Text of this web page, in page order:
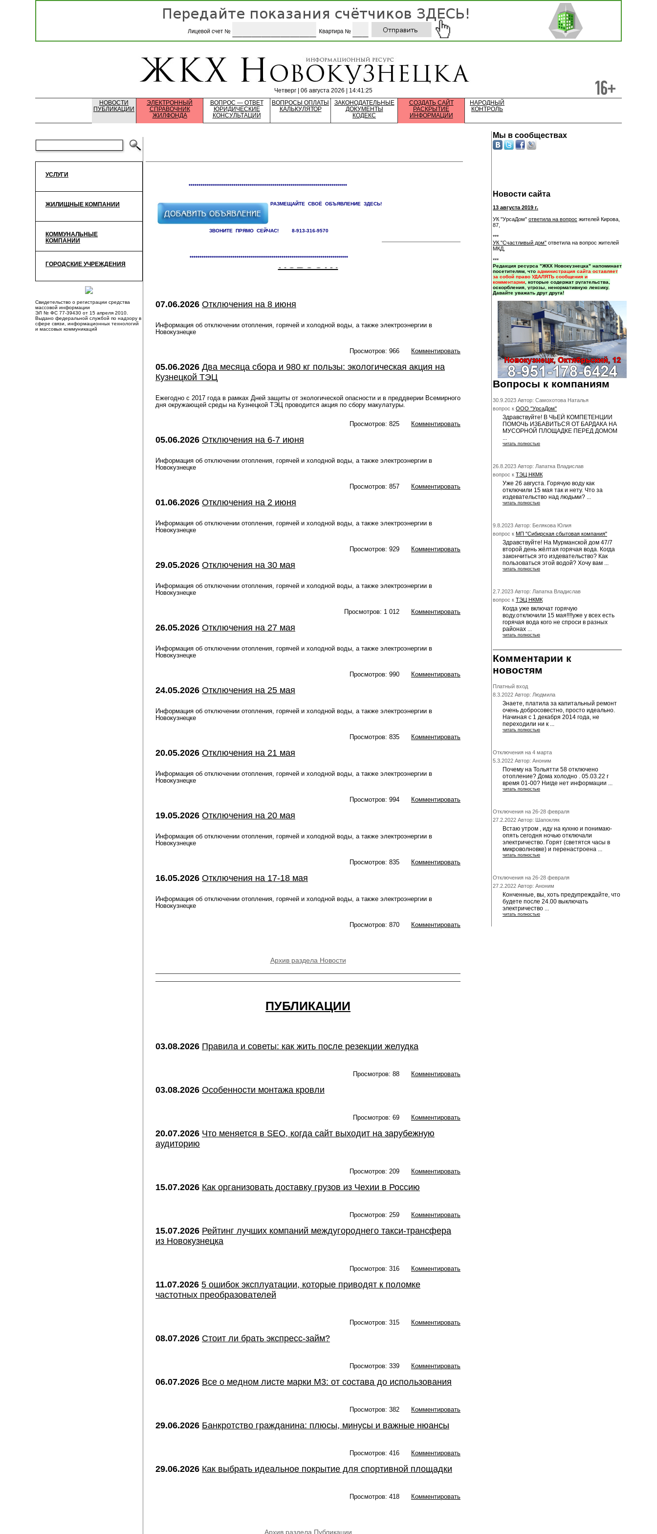
Четверг | 06 августа 2026 | 14:41:25
НОВОСТИ
ПУБЛИКАЦИИ
ЭЛЕКТРОННЫЙ
СПРАВОЧНИК
ЖИЛФОНДА
ВОПРОС — ОТВЕТ
ЮРИДИЧЕСКИЕ
КОНСУЛЬТАЦИИ
ВОПРОСЫ ОПЛАТЫ
КАЛЬКУЛЯТОР
ЗАКОНОДАТЕЛЬНЫЕ
ДОКУМЕНТЫ
КОДЕКС
СОЗДАТЬ САЙТ
РАСКРЫТИЕ
ИНФОРМАЦИИ
НАРОДНЫЙ
КОНТРОЛЬ
УСЛУГИ
ЖИЛИЩНЫЕ КОМПАНИИ
КОММУНАЛЬНЫЕ
КОМПАНИИ
ГОРОДСКИЕ УЧРЕЖДЕНИЯ
Свидетельство о регистрации средства
массовой информации
ЭЛ № ФС 77-39430 от 15 апреля 2010.
Выдано федеральной службой по надзору в
сфере связи, информационных технологий
и массовых коммуникаций
*********************************************************************************
РАЗМЕЩАЙТЕ СВОЁ ОБЪЯВЛЕНИЕ ЗДЕСЬ!
ЗВОНИТЕ ПРЯМО СЕЙЧАС! 8-913-316-9570
*********************************************************************************
07.06.2026 Отключения на 8 июня
Информация об отключении отопления, горячей и холодной воды, а также электроэнергии в
Новокузнецке
Просмотров: 966 Комментировать
05.06.2026 Два месяца сбора и 980 кг пользы: экологическая акция на
Кузнецкой ТЭЦ
Ежегодно с 2017 года в рамках Дней защиты от экологической опасности и в преддверии Всемирного
дня окружающей среды на Кузнецкой ТЭЦ проводится акция по сбору макулатуры.
Просмотров: 825 Комментировать
05.06.2026 Отключения на 6-7 июня
Информация об отключении отопления, горячей и холодной воды, а также электроэнергии в
Новокузнецке
Просмотров: 857 Комментировать
01.06.2026 Отключения на 2 июня
Информация об отключении отопления, горячей и холодной воды, а также электроэнергии в
Новокузнецке
Просмотров: 929 Комментировать
29.05.2026 Отключения на 30 мая
Информация об отключении отопления, горячей и холодной воды, а также электроэнергии в
Новокузнецке
Просмотров: 1 012 Комментировать
26.05.2026 Отключения на 27 мая
Информация об отключении отопления, горячей и холодной воды, а также электроэнергии в
Новокузнецке
Просмотров: 990 Комментировать
24.05.2026 Отключения на 25 мая
Информация об отключении отопления, горячей и холодной воды, а также электроэнергии в
Новокузнецке
Просмотров: 835 Комментировать
20.05.2026 Отключения на 21 мая
Информация об отключении отопления, горячей и холодной воды, а также электроэнергии в
Новокузнецке
Просмотров: 994 Комментировать
19.05.2026 Отключения на 20 мая
Информация об отключении отопления, горячей и холодной воды, а также электроэнергии в
Новокузнецке
Просмотров: 835 Комментировать
16.05.2026 Отключения на 17-18 мая
Информация об отключении отопления, горячей и холодной воды, а также электроэнергии в
Новокузнецке
Просмотров: 870 Комментировать
Архив раздела Новости
ПУБЛИКАЦИИ
03.08.2026 Правила и советы: как жить после резекции желудка
Просмотров: 88 Комментировать
03.08.2026 Особенности монтажа кровли
Просмотров: 69 Комментировать
20.07.2026 Что меняется в SEO, когда сайт выходит на зарубежную
аудиторию
Просмотров: 209 Комментировать
15.07.2026 Как организовать доставку грузов из Чехии в Россию
Просмотров: 259 Комментировать
15.07.2026 Рейтинг лучших компаний междугороднего такси-трансфера
из Новокузнецка
Просмотров: 316 Комментировать
11.07.2026 5 ошибок эксплуатации, которые приводят к поломке
частотных преобразователей
Просмотров: 315 Комментировать
08.07.2026 Стоит ли брать экспресс-займ?
Просмотров: 339 Комментировать
06.07.2026 Все о медном листе марки М3: от состава до использования
Просмотров: 382 Комментировать
29.06.2026 Банкротство гражданина: плюсы, минусы и важные нюансы
Просмотров: 416 Комментировать
29.06.2026 Как выбрать идеальное покрытие для спортивной площадки
Просмотров: 418 Комментировать
Архив раздела Публикации
Мы в сообществах
Новости сайта
13 августа 2019 г.
УК "УрсаДом" ответила на вопрос жителей Кирова,
87,
***
УК "Счастливый дом" ответила на вопрос жителей
МКД,
***
Редакция ресурса "ЖКХ Новокузнецка" напоминает
посетителям, что администрация сайта оставляет
за собой право УДАЛЯТЬ сообщения и
комментарии , которые содержат ругательства,
оскорбления, угрозы, ненормативную лексику.
Давайте уважать друг друга!
Вопросы к компаниям
30.9.2023 Автор: Самохотова Наталья
вопрос к ООО "УрсаДом"
Здравствуйте! В ЧЬЕЙ КОМПЕТЕНЦИИ
ПОМОЧЬ ИЗБАВИТЬСЯ ОТ БАРДАКА НА
МУСОРНОЙ ПЛОЩАДКЕ ПЕРЕД ДОМОМ
...
читать полностью
26.8.2023 Автор: Лапатка Владислав
вопрос к ТЭЦ НКМК
Уже 26 августа. Горячую воду как
отключили 15 мая так и нету. Что за
издевательство над людьми? ...
читать полностью
9.8.2023 Автор: Белякова Юлия
вопрос к МП "Сибирская сбытовая компания"
Здравствуйте! На Мурманской дом 47/7
второй день жёлтая горячая вода. Когда
закончиться это издевательство? Как
пользоваться этой водой? Хочу вам ...
читать полностью
2.7.2023 Автор: Лапатка Владислав
вопрос к ТЭЦ НКМК
Когда уже включат горячую
воду.отключили 15 мая!!!!уже у всех есть
горячая вода кого не спроси в разных
районах ...
читать полностью
Комментарии к
новостям
Платный вход
8.3.2022 Автор: Людмила
Знаете, платила за капитальный ремонт
очень добросовестно, просто идеально.
Начиная с 1 декабря 2014 года, не
переходили ни к ...
читать полностью
Отключения на 4 марта
5.3.2022 Автор: Аноним
Почему на Тольятти 58 отключено
отопление? Дома холодно . 05.03.22 г
время 01-00? Нигде нет информации ...
читать полностью
Отключения на 26-28 февраля
27.2.2022 Автор: Шапокляк
Встаю утром , иду на кухню и понимаю-
опять сегодня ночью отключали
электричество. Горят (светятся часы в
микроволновке) и перенастроена ...
читать полностью
Отключения на 26-28 февраля
27.2.2022 Автор: Аноним
Конченные, вы, хоть предупреждайте, что
будете после 24.00 выключать
электричество ...
читать полностью